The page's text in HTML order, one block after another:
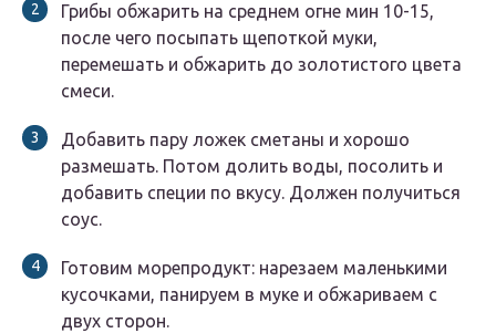
Грибы обжарить на среднем огне мин 10-15,
после чего посыпать щепоткой муки,
перемешать и обжарить до золотистого цвета
смеси.
Добавить пару ложек сметаны и хорошо
размешать. Потом долить воды, посолить и
добавить специи по вкусу. Должен получиться
соус.
Готовим морепродукт: нарезаем маленькими
кусочками, панируем в муке и обжариваем с
двух сторон.